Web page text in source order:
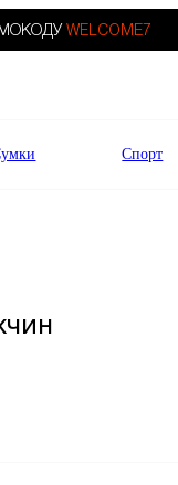
WELCOME7
Спорт